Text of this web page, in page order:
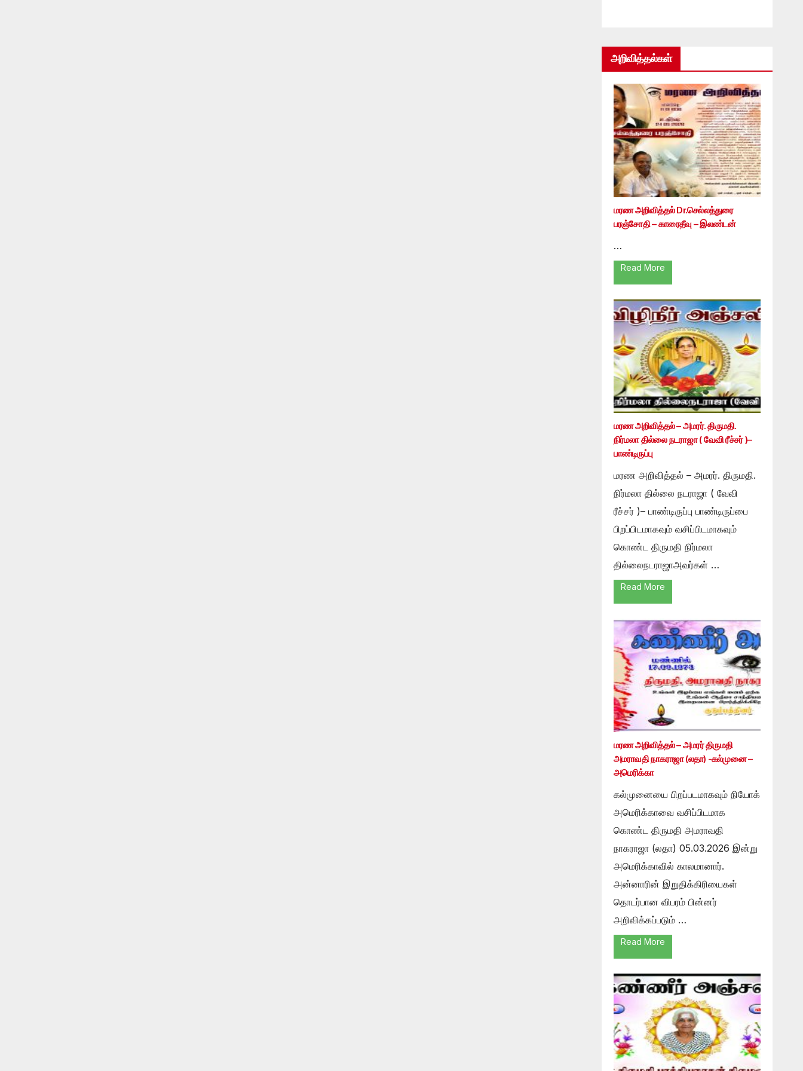
அறிவித்தல்கள்
மரண அறிவித்தல் Dr.செல்லத்துரை
பரஞ்சோதி – காரைதீவு – இலண்டன்
…
Read More
மரண அறிவித்தல் – அமரர். திருமதி.
நிர்மலா தில்லை நடராஜா ( வேவி ரீச்சர் )–
பாண்டிருப்பு
மரண அறிவித்தல் – அமரர். திருமதி.
நிர்மலா தில்லை நடராஜா ( வேவி
ரீச்சர் )– பாண்டிருப்பு பாண்டிருப்பை
பிறப்பிடமாகவும் வசிப்பிடமாகவும்
கொண்ட திருமதி நிர்மலா
தில்லைநடராஜாஅவர்கள் …
Read More
மரண அறிவித்தல் – அமரர் திருமதி
அமராவதி நாகராஜா (லதா) -கல்முனை –
அமெரிக்கா
கல்முனையை பிறப்படமாகவும் நியோக்
அமெரிக்காவை வசிப்பிடமாக
கொண்ட திருமதி அமராவதி
நாகராஜா (லதா) 05.03.2026 இன்று
அமெரிக்காவில் காலமானார்.
அன்னாரின் இறுதிக்கிரியைகள்
தொடர்பான விபரம் பின்னர்
அறிவிக்கப்படும் …
Read More